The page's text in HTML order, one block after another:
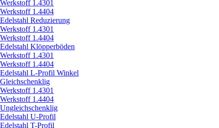
Werkstoff 1.4301
Werkstoff 1.4404
Edelstahl Reduzierung
Werkstoff 1.4301
Werkstoff 1.4404
Edelstahl Klöpperböden
Werkstoff 1.4301
Werkstoff 1.4404
Edelstahl L-Profil Winkel
Gleichschenklig
Werkstoff 1.4301
Werkstoff 1.4404
Ungleichschenklig
Edelstahl U-Profil
Edelstahl T-Profil